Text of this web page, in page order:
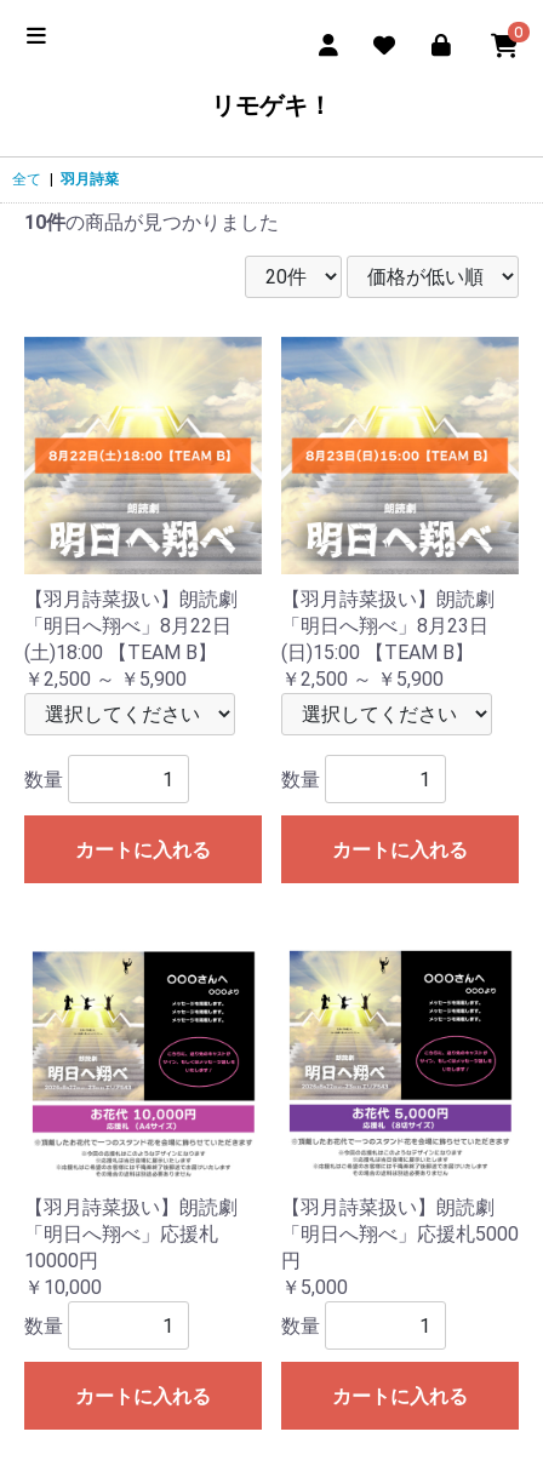
0
リモゲキ！
全て 羽月詩菜
10件の商品が見つかりました
【羽月詩菜扱い】朗読劇
「明日へ翔べ」8月22日
(土)18:00 【TEAM B】
￥2,500 ～ ￥5,900
数量
カートに入れる
【羽月詩菜扱い】朗読劇
「明日へ翔べ」8月23日
(日)15:00 【TEAM B】
￥2,500 ～ ￥5,900
数量
カートに入れる
【羽月詩菜扱い】朗読劇
「明日へ翔べ」応援札
10000円
￥10,000
数量
カートに入れる
【羽月詩菜扱い】朗読劇
「明日へ翔べ」応援札5000
円
￥5,000
数量
カートに入れる